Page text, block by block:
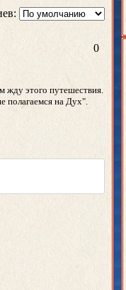
0
жду этого путешествия.
полагаемся на Дух".